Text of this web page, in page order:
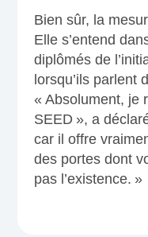
Bien sûr, la
Elle s’entend
diplômés de
lorsqu’ils parlent
« Absolument, je
SEED », a
car il offre
des portes dont
pas l’existence. »